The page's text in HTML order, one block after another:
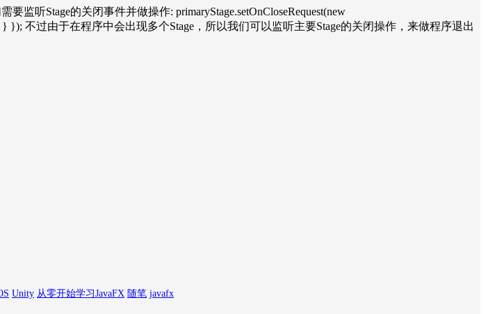
听Stage的关闭事件并做操作: primaryStage.setOnCloseRequest(new
} }); 不过由于在程序中会出现多个Stage，所以我们可以监听主要Stage的关闭操作，来做程序退出
Unity 从零开始学习JavaFX 随笔 javafx